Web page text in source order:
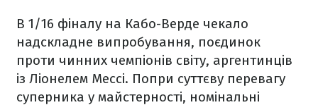
В 1/16 фіналу на Кабо-Верде чекало
надскладне випробування, поєдинок
проти чинних чемпіонів світу, аргентинців
із Ліонелем Мессі. Попри суттєву перевагу
суперника у майстерності, номінальні